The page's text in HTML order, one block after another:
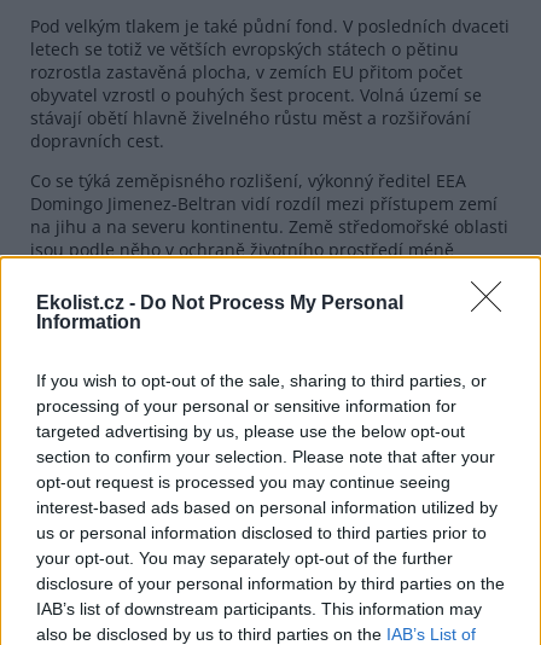
Ekolist.cz - Do Not Process My Personal
Information
If you wish to opt-out of the sale, sharing to third parties, or
processing of your personal or sensitive information for
targeted advertising by us, please use the below opt-out
section to confirm your selection. Please note that after your
opt-out request is processed you may continue seeing
interest-based ads based on personal information utilized by
us or personal information disclosed to third parties prior to
your opt-out. You may separately opt-out of the further
disclosure of your personal information by third parties on the
IAB’s list of downstream participants. This information may
also be disclosed by us to third parties on the IAB’s List of
Pod velkým tlakem je také půdní fond. V posledních dvaceti
letech se totiž ve větších evropských státech o pětinu
rozrostla zastavěná plocha, v zemích EU přitom počet
obyvatel vzrostl o pouhých šest procent. Volná území se
stávají obětí hlavně živelného růstu měst a rozšiřování
dopravních cest.
Co se týká zeměpisného rozlišení, výkonný ředitel EEA
Domingo Jimenez-Beltran vidí rozdíl mezi přístupem zemí
na jihu a na severu kontinentu. Země středomořské oblasti
jsou podle něho v ochraně životního prostředí méně
spotřebu energie zvyšovaly rychleji než svou ekonomickou
výkonnost, což vedlo k velkému nárůstu emisí jimi
Beltran.
Od prvních Evropských signálů, které EEA vydala před
dvěma lety, nedošlo ve stavu životního prostředí k žádným
významnějším změnám. Jimenez-Beltran tvrdí, že význam
zpráv spočívá spíše v rozeznávání aktuálních trendů a ve
včasném varování před potenciálními hrozbami, než v
monitorování nějakých závratných změn. Jaké signály tedy
vyvozuje z letošní zprávy?